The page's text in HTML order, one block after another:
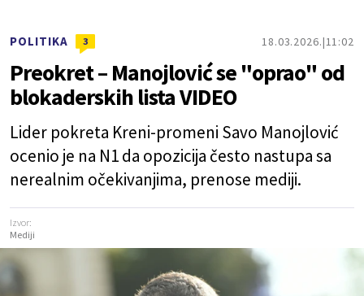
POLITIKA 3 18.03.2026. 11:02
Preokret – Manojlović se "oprao" od
blokaderskih lista VIDEO
Lider pokreta Kreni-promeni Savo Manojlović
ocenio je na N1 da opozicija često nastupa sa
nerealnim očekivanjima, prenose mediji.
Izvor:
Mediji